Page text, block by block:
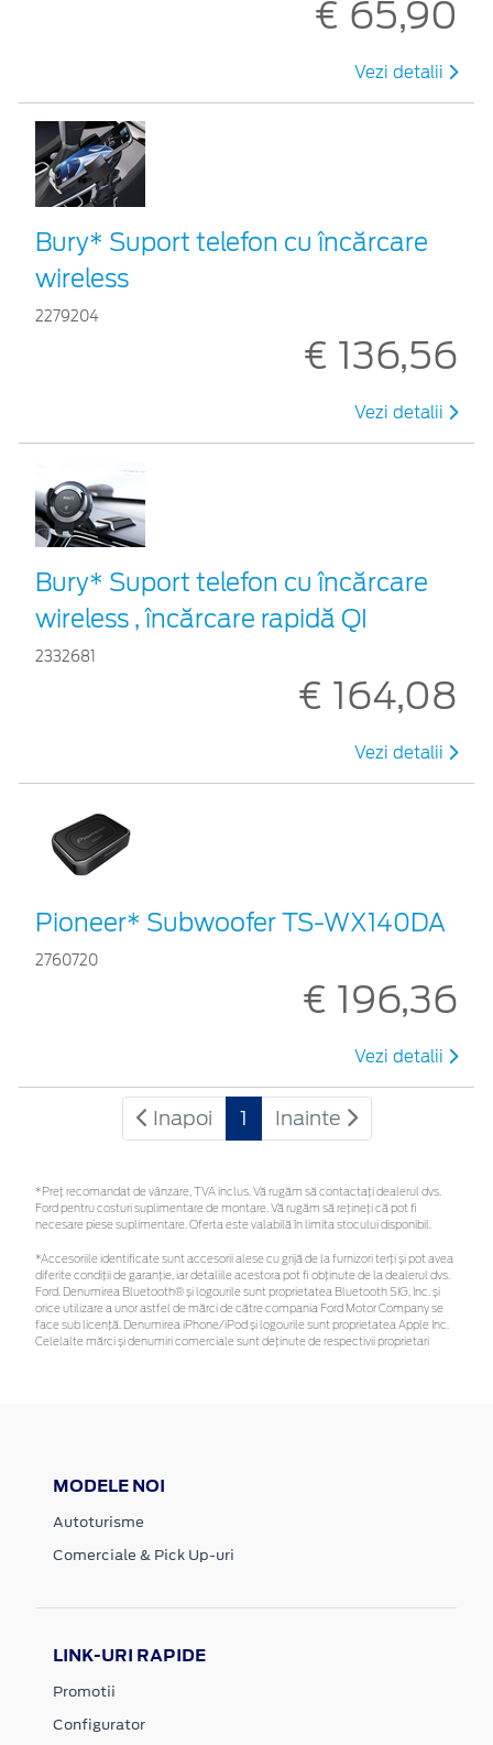
€ 65,90
Vezi detalii
Bury* Suport telefon cu încărcare
wireless
2279204
€ 136,56
Vezi detalii
Bury* Suport telefon cu încărcare
wireless , încărcare rapidă QI
2332681
€ 164,08
Vezi detalii
Pioneer* Subwoofer TS-WX140DA
2760720
€ 196,36
Vezi detalii
Inapoi 1 Inainte
*Preţ recomandat de vânzare, TVA inclus. Vă rugăm să contactaţi dealerul dvs.
Ford pentru costuri suplimentare de montare. Vă rugăm să rețineți că pot fi
necesare piese suplimentare. Oferta este valabilă în limita stocului disponibil.
*Accesoriile identificate sunt accesorii alese cu grijă de la furnizori terți și pot avea
diferite condiții de garanție, iar detaliile acestora pot fi obținute de la dealerul dvs.
Ford. Denumirea Bluetooth® și logourile sunt proprietatea Bluetooth SIG, Inc. și
orice utilizare a unor astfel de mărci de către compania Ford Motor Company se
face sub licență. Denumirea iPhone/iPod și logourile sunt proprietatea Apple Inc.
Celelalte mărci și denumiri comerciale sunt deținute de respectivii proprietari
MODELE NOI
Autoturisme
Comerciale & Pick Up-uri
LINK-URI RAPIDE
Promotii
Configurator